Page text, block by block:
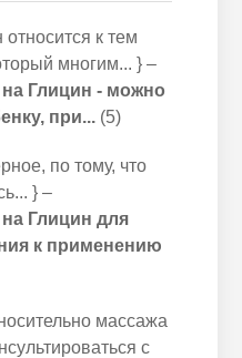
относится к тем
многим... } –
Глицин - можно
при...(5)
по тому, что
} –
Глицин для
к применению
массажа
с